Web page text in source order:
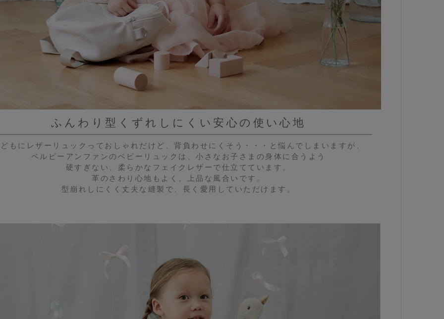
ふんわり型くずれしにくい安心の使い心地
もにレザーリュックっておしゃれだけど、背負わせにくそう・・・と悩んでしまいますが、
ベルビーアンファンのベビーリュックは、小さなお子さまの身体に合うよう
硬すぎない、柔らかなフェイクレザーで仕立てています。
革のさわり心地もよく、上品な風合いです。
型崩れしにくく丈夫な縫製で、長く愛用していただけます。